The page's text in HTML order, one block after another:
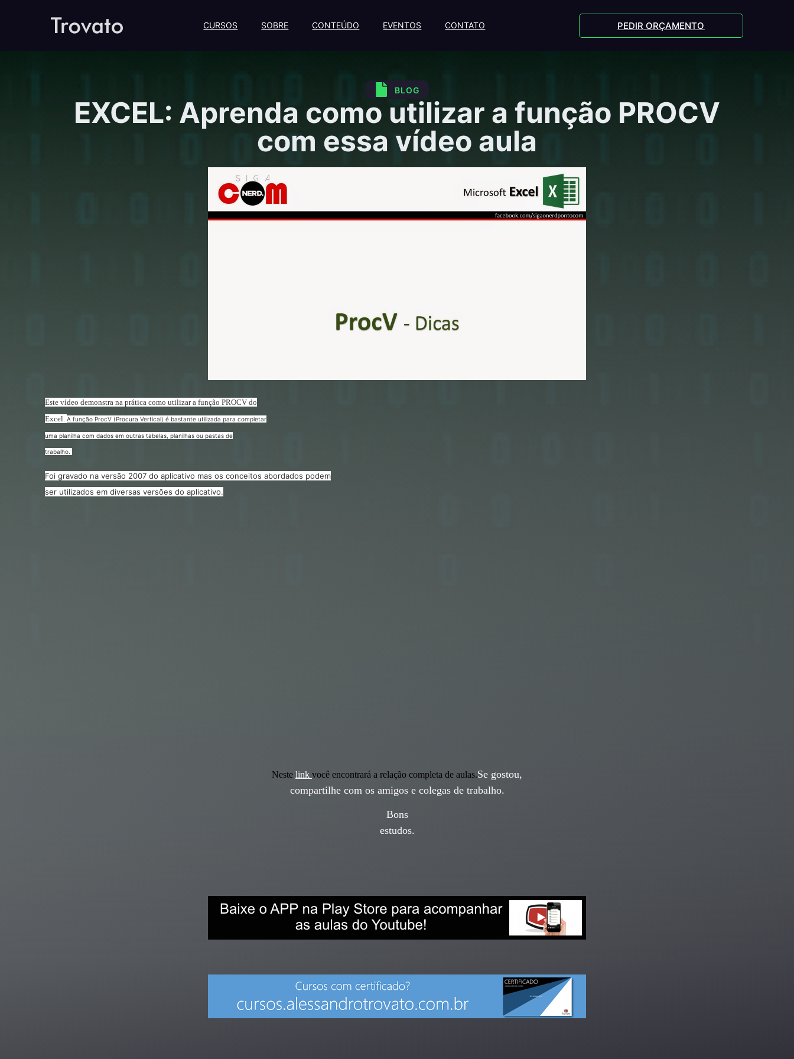
CURSOS SOBRE CONTEÚDO EVENTOS CONTATO PEDIR ORÇAMENTO
BLOG
EXCEL: Aprenda como utilizar a função PROCV
com essa vídeo aula
Este vídeo demonstra na prática como utilizar a função PROCV do
Excel. A função ProcV (Procura Vertical) é bastante utilizada para completar
uma planilha com dados em outras tabelas, planilhas ou pastas de
trabalho.
Foi gravado na versão 2007 do aplicativo mas os conceitos abordados podem
ser utilizados em diversas versões do aplicativo.
Neste link você encontrará a relação completa de aulas.Se gostou,
compartilhe com os amigos e colegas de trabalho.
Bons
estudos.